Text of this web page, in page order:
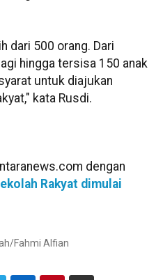
dari 500 orang. Dari
hingga tersisa 150 anak
untuk diajukan
kata Rusdi.
dengan
Rakyat dimulai
Fahmi Alfian